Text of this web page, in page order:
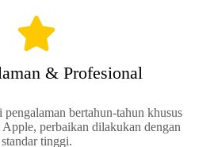
& Profesional
bertahun-tahun khusus
perbaikan dilakukan dengan
standar tinggi.